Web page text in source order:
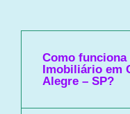
Como
Imobiliário em
Alegre – SP?